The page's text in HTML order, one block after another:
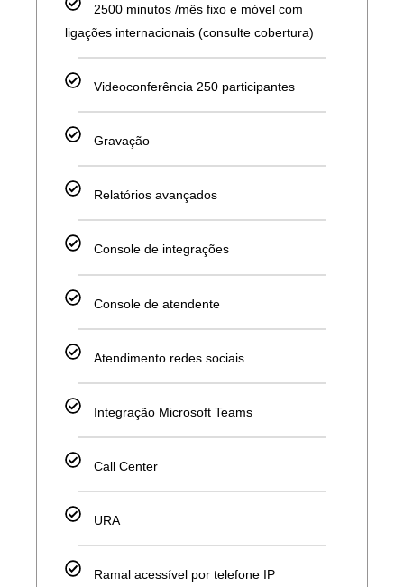
2500 minutos /mês fixo e móvel com
ligações internacionais (consulte cobertura)
Videoconferência 250 participantes
Gravação
Relatórios avançados
Console de integrações
Console de atendente
Atendimento redes sociais
Integração Microsoft Teams
Call Center
URA
Ramal acessível por telefone IP